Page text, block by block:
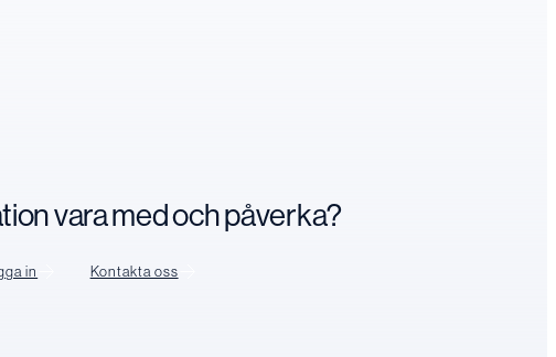
vara med och påverka?
in Kontakta oss